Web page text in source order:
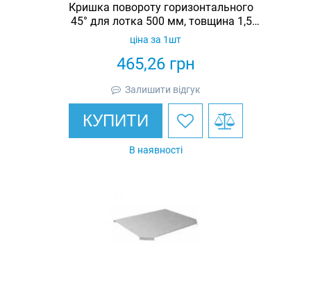
Кришка повороту горизонтального
45° для лотка 500 мм, товщина 1,5
мм, гарячеоцинкована, Eurotray
465,26грн
ціна за 1шт
Залишити відгук
КУПИТИ
В наявності